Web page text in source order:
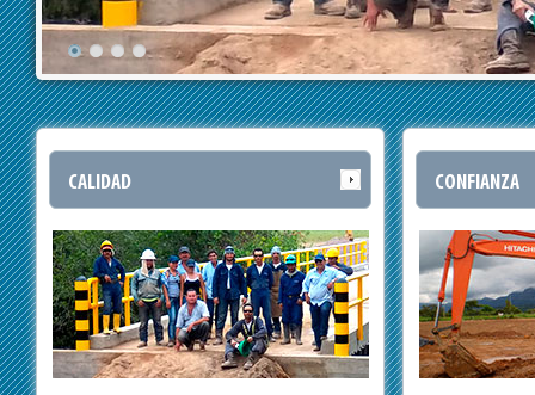
CALIDAD CONFIANZA